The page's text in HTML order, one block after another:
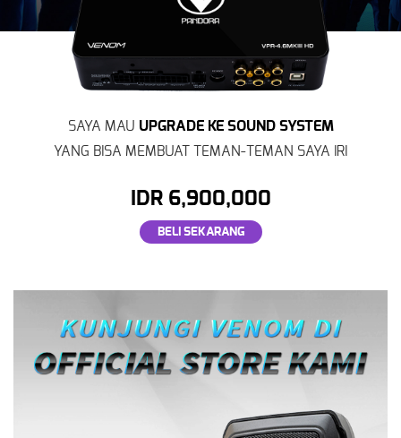
SAYA MAU UPGRADE KE SOUND SYSTEM
YANG BISA MEMBUAT TEMAN-TEMAN SAYA IRI
IDR 6,900,000
BELI SEKARANG